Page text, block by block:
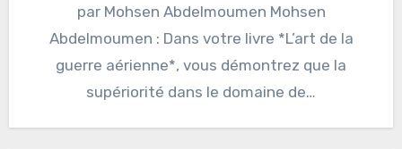
par Mohsen Abdelmoumen Mohsen
Abdelmoumen : Dans votre livre *L’art de la
guerre aérienne*, vous démontrez que la
supériorité dans le domaine de…